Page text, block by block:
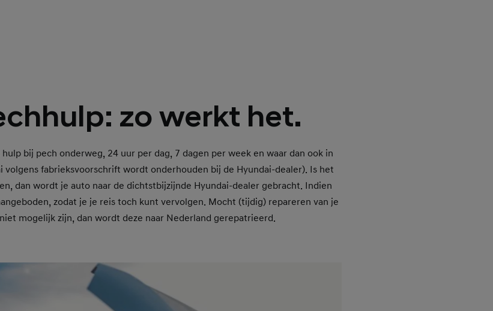
zo werkt het.
bij pech onderweg, 24 uur per dag, 7 dagen per week en waar dan ook in
volgens fabrieksvoorschrift wordt onderhouden bij de Hyundai-dealer). Is het
dan wordt je auto naar de dichtstbijzijnde Hyundai-dealer gebracht. Indien
zodat je je reis toch kunt vervolgen. Mocht (tijdig) repareren van je
mogelijk zijn, dan wordt deze naar Nederland gerepatrieerd.